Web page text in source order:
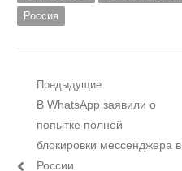
Россия
Навигация
записям
Предыдущие
Предыдущий
пост:
В WhatsApp заявили о
попытке полной
блокировки мессенджера в
России